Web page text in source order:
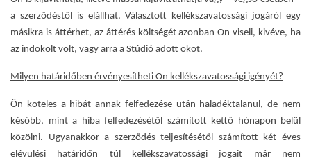
a szerződéstől is elállhat. Választott kellékszavatossági jogáról egy
másikra is áttérhet, az áttérés költségét azonban Ön viseli, kivéve, ha
az indokolt volt, vagy arra a Stúdió adott okot.
Milyen határidőben érvényesítheti Ön kellékszavatossági igényét?
Ön köteles a hibát annak felfedezése után haladéktalanul, de nem
később, mint a hiba felfedezésétől számított kettő hónapon belül
közölni. Ugyanakkor a szerződés teljesítésétől számított két éves
elévülési határidőn túl kellékszavatossági jogait már nem